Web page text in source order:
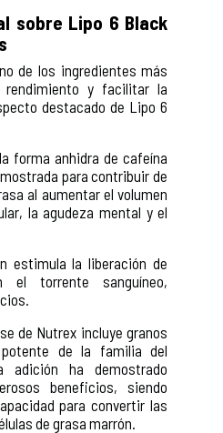
sobre Lipo 6 Black
de los ingredientes más
y facilitar la
destacado de Lipo 6
forma anhidra de cafeína
para contribuir de
al aumentar el volumen
la agudeza mental y el
estimula la liberación de
el torrente sanguíneo,
de Nutrex incluye granos
de la familia del
adición ha demostrado
beneficios, siendo
para convertir las
de grasa marrón.